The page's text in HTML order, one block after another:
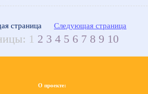
страница Следующая страница
1 2 3 4 5 6 7 8 9 10
О проекте: